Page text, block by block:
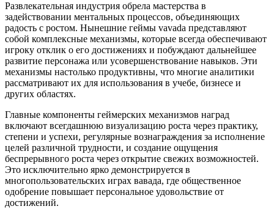
Развлекательная индустрия обрела мастерства в
задействовании ментальных процессов, объединяющих
радость с ростом. Нынешние геймы vavada представляют
собой комплексные механизмы, которые всегда обеспечивают
игроку отклик о его достижениях и побуждают дальнейшее
развитие персонажа или усовершенствование навыков. Эти
механизмы настолько продуктивны, что многие аналитики
рассматривают их для использования в учебе, бизнесе и
других областях.
Главные компоненты геймерских механизмов наград
включают всегдашнюю визуализацию роста через практику,
степени и успехи, регулярные вознаграждения за исполнение
целей различной трудности, и создание ощущения
беспрерывного роста через открытие свежих возможностей.
Это исключительно ярко демонстрируется в
многопользовательских играх вавада, где общественное
одобрение повышает персональное удовольствие от
достижений.